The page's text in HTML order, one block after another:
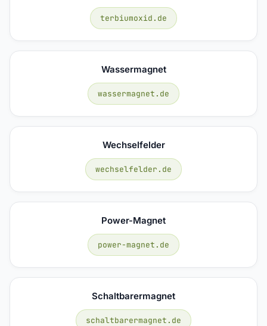
terbiumoxid.de
Wassermagnet
wassermagnet.de
Wechselfelder
wechselfelder.de
Power-Magnet
power-magnet.de
Schaltbarermagnet
schaltbarermagnet.de